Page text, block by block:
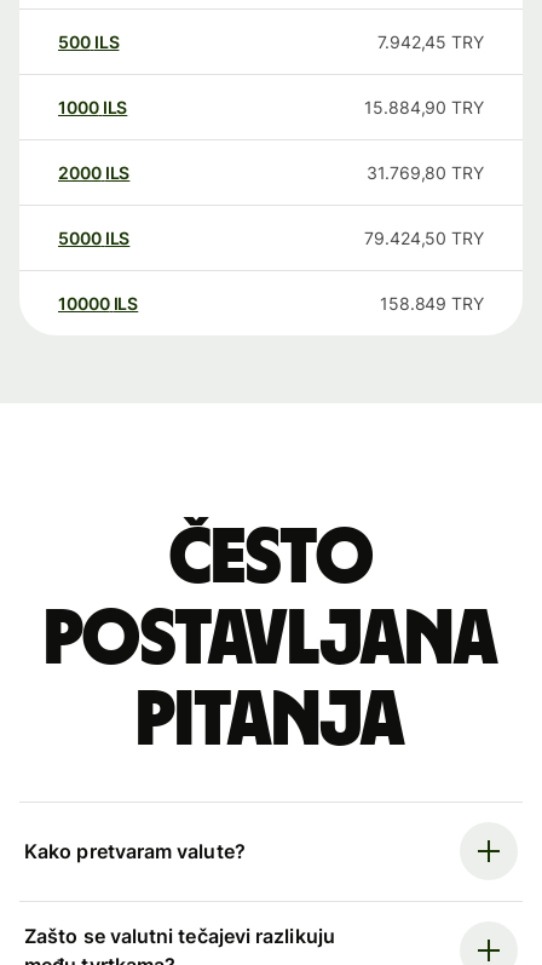
500 ILS 7.942,45 TRY
1000 ILS 15.884,90 TRY
2000 ILS 31.769,80 TRY
5000 ILS 79.424,50 TRY
10000 ILS 158.849 TRY
Često
postavljana
pitanja
Kako pretvaram valute?
Zašto se valutni tečajevi razlikuju